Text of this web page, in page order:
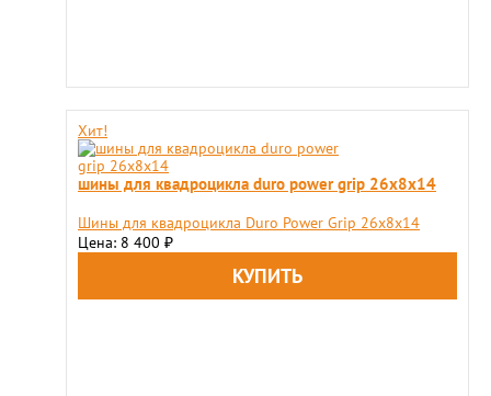
Хит!
шины для квадроцикла duro power grip 26x8x14
Шины для квадроцикла Duro Power Grip 26x8x14
Цена: 8 400 ₽